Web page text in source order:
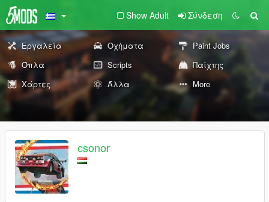
Show Adult Σύνδεση
Εργαλεία Οχήματα
Paint Jobs
Όπλα
Scripts
Παίχτης
Χάρτες
Άλλα More
csonor